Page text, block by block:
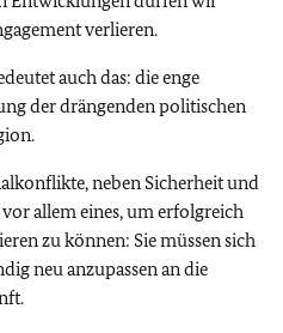
verlieren.
auch das: die enge
der drängenden politischen
neben Sicherheit und
allem eines, um erfolgreich
zu können: Sie müssen sich
neu anzupassen an die